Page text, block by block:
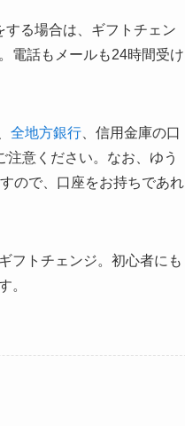
る場合は、ギフトチェン
電話もメールも24時間受け
全地方銀行、信用金庫の口
意ください。なお、ゆう
ので、口座をお持ちであれ
フトチェンジ。初心者にも
。